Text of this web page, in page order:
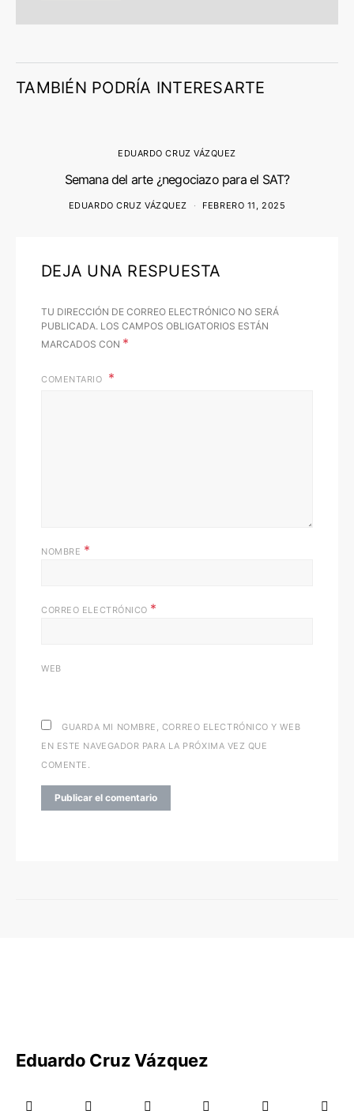
TAMBIÉN PODRÍA INTERESARTE
EDUARDO CRUZ VÁZQUEZ
Semana del arte ¿negociazo para el SAT?
EDUARDO CRUZ VÁZQUEZ FEBRERO 11, 2025
DEJA UNA RESPUESTA
TU DIRECCIÓN DE CORREO ELECTRÓNICO NO SERÁ
PUBLICADA. LOS CAMPOS OBLIGATORIOS ESTÁN
MARCADOS CON *
COMENTARIO
NOMBRE *
CORREO ELECTRÓNICO *
WEB
GUARDA MI NOMBRE, CORREO ELECTRÓNICO Y WEB
EN ESTE NAVEGADOR PARA LA PRÓXIMA VEZ QUE
COMENTE.
Eduardo Cruz Vázquez